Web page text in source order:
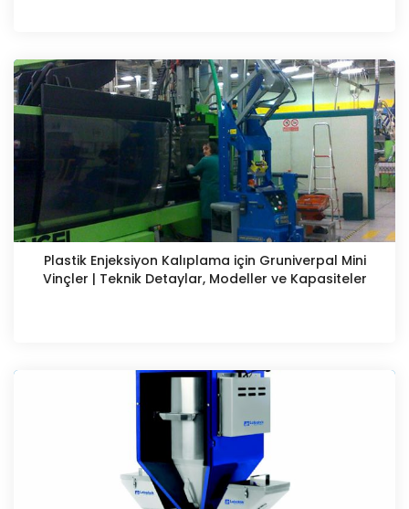
Plastik Enjeksiyon Kalıplama için Gruniverpal Mini
Vinçler | Teknik Detaylar, Modeller ve Kapasiteler